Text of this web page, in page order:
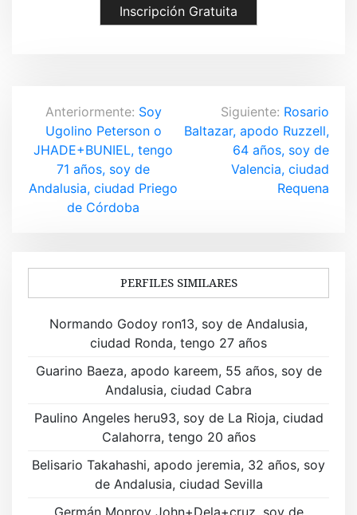
Inscripción Gratuita
N
a
v
a
c
ó
d
e
Anteriormente: Soy
Ugolino Peterson o
JHADE+BUNIEL, tengo
71 años, soy de
Andalusia, ciudad Priego
de Córdoba
Siguiente: Rosario
Baltazar, apodo Ruzzell,
64 años, soy de
Valencia, ciudad
Requena
PERFILES SIMILARES
Normando Godoy ron13, soy de Andalusia,
ciudad Ronda, tengo 27 años
Guarino Baeza, apodo kareem, 55 años, soy de
Andalusia, ciudad Cabra
Paulino Angeles heru93, soy de La Rioja, ciudad
Calahorra, tengo 20 años
Belisario Takahashi, apodo jeremia, 32 años, soy
de Andalusia, ciudad Sevilla